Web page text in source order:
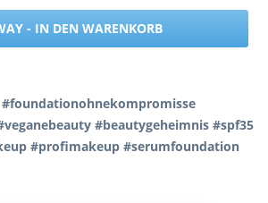
- IN DEN WARENKORB
#beautygeheimnis #spf35
#profimakeup #serumfoundation